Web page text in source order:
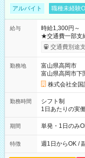
アルバイト 職種未経験
給与
時給1,300円～
★交通費一部支給 時給1,300円～ ※試験・役割により手
※勤務回数によ
り！】 希望さ
例】 ・河合塾
×8時間＝日収
円の場合あり
円（役割手当＋
間】試用期間なし
交通費別途
勤務地
富山県高岡市
富山県高岡市下
株式会社全
勤務時間
シフト制
1日あたりの実
間は 試験によ
期間 単発・1日のみ
特徴 週1日からOK /